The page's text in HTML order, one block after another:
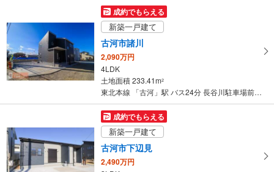
成約でもらえる
新築一戸建て
古河市諸川
2,090万円
4LDK
土地面積 233.41m2
東北本線 「古河」駅 バス24分 長谷川駐車場前 バス停下車 徒歩4分
成約でもらえる
新築一戸建て
古河市下辺見
2,490万円